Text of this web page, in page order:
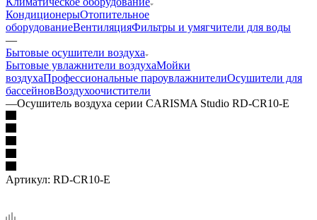
КондиционерыОтопительное
оборудованиеВентиляцияФильтры и умягчители для воды
—
Бытовые осушители воздуха
Бытовые увлажнители воздухаМойки
воздухаПрофессиональные пароувлажнителиОсушители для
бассейновВоздухоочистители
—Осушитель воздуха серии CARISMA Studio RD-CR10-E
Артикул: RD-CR10-E